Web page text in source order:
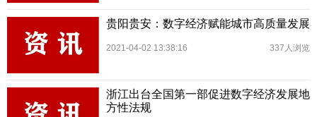
贵阳贵安：数字经济赋能城市高质量发展
2021-04-02 13:38:16 337人浏览
浙江出台全国第一部促进数字经济发展地
方性法规